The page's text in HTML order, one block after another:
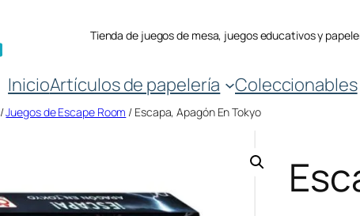
Tienda de juegos de mesa, juegos educativos y
InicioArtículos de papelería Coleccionables
/Juegos de Escape Room / Escapa, Apagón En Tokyo